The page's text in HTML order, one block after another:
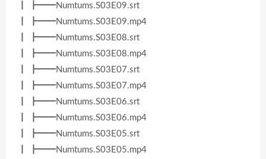
┃ ┣━━Numtums.S03E09.srt
┃ ┣━━Numtums.S03E09.mp4
┃ ┣━━Numtums.S03E08.srt
┃ ┣━━Numtums.S03E08.mp4
┃ ┣━━Numtums.S03E07.srt
┃ ┣━━Numtums.S03E07.mp4
┃ ┣━━Numtums.S03E06.srt
┃ ┣━━Numtums.S03E06.mp4
┃ ┣━━Numtums.S03E05.srt
┃ ┣━━Numtums.S03E05.mp4